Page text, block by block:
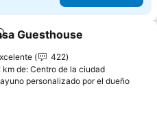
a favoritos
Guesthouse
422
km de: Centro de la ciudad
personalizado por el dueñoVer